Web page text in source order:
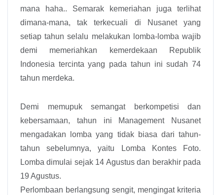
mana haha.. Semarak kemeriahan juga terlihat
dimana-mana, tak terkecuali di Nusanet yang
setiap tahun selalu melakukan lomba-lomba wajib
demi memeriahkan kemerdekaan Republik
Indonesia tercinta yang pada tahun ini sudah 74
tahun merdeka.
Demi memupuk semangat berkompetisi dan
kebersamaan, tahun ini Management Nusanet
mengadakan lomba yang tidak biasa dari tahun-
tahun sebelumnya, yaitu Lomba Kontes Foto.
Lomba dimulai sejak 14 Agustus dan berakhir pada
19 Agustus.
Perlombaan berlangsung sengit, mengingat kriteria